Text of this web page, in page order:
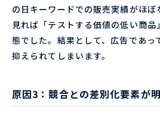
の日キーワードでの販売実績がほ
見れば「テストする価値の低い商品
態でした。結果として、広告であっ
抑えられてしまいます。
原因3：競合との差別化要素が